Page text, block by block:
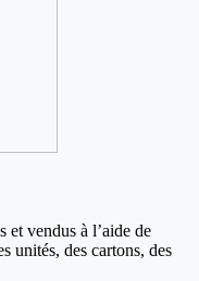
et vendus à l’aide de
unités, des cartons, des